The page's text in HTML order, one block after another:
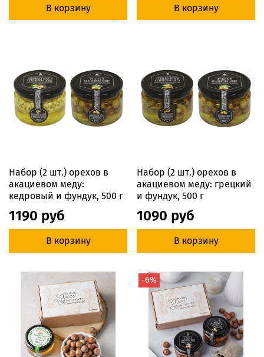
В корзину В корзину
Набор (2 шт.) орехов в
акациевом меду:
кедровый и фундук, 500 г
1190 руб
В корзину
Набор (2 шт.) орехов в
акациевом меду: грецкий
и фундук, 500 г
1090 руб
В корзину
-6%